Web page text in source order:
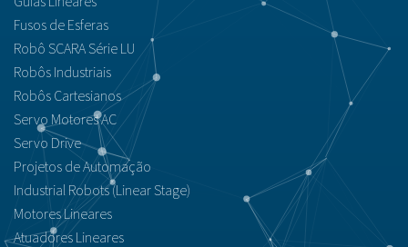
Fusos de Esferas
Robô SCARA Série LU
Robôs Industriais
Robôs Cartesianos
Servo Motores AC
Servo Drive
Projetos de Automação
Industrial Robots (Linear Stage)
Motores Lineares
Atuadores Lineares